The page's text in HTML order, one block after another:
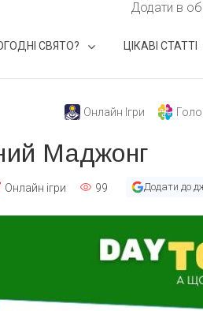
Додати в
СВЯТО? ЦІКАВІ СТАТТІ
Онлайн Ігри
Маджонг
Онлайн ігри 99 Додати до